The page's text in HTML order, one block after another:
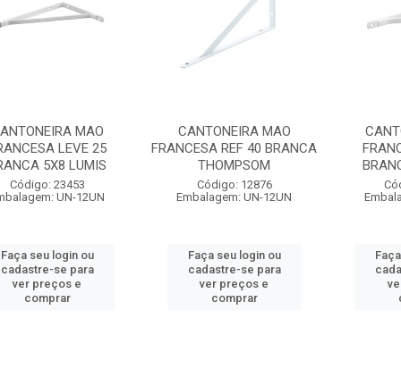
MAO
LEVE 25
5X8 LUMIS
Código: 23453
UN-12UN
Faça seu login ou
cadastre-se para
ver preços e
comprar
CANTONEIRA MAO
FRANCESA REF 40 BRANCA
THOMPSOM
Código: 12876
Embalagem: UN-12UN
Faça seu login ou
cadastre-se para
ver preços e
comprar